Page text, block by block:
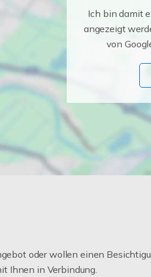
Ich bin damit
angezeigt
von
oder wollen einen
Ihnen in Verbindung.